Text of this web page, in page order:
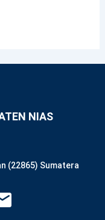
NIAS
(22865) Sumatera